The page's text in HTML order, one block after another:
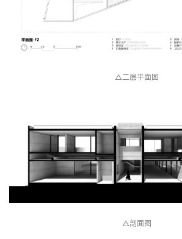
△二层平面图
△剖面图